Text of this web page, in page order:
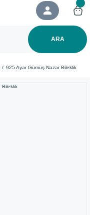
ARA
925 Ayar Gümüş Nazar Bileklik